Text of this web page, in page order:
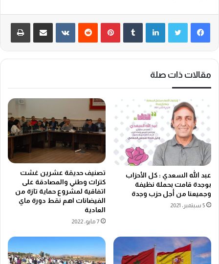
لينكدإن بينتيريست ‏VKontakte
مقالات ذات صلة
عبد الله السعدي : كل الأحزاب
بوجدة قامت بحملة نظيفة
وجميعنا من أجل حزب وجدة
5 سبتمبر، 2021
تصنيف حديقة عشرين غشت
كتراث وطني والمصادقة على
اتفاقية لمشروع حماية تازة من
الفيضانات اهم نقط دورة ماي
العادية
7 مايو، 2022